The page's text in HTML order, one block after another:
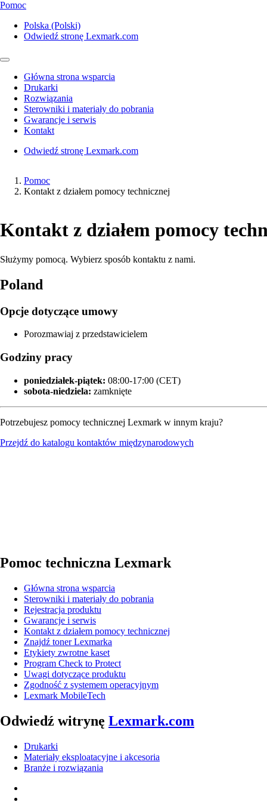
Pomoc
Polska (Polski)
Odwiedź stronę Lexmark.com
Główna strona wsparcia
Drukarki
Rozwiązania
Sterowniki i materiały do pobrania
Gwarancje i serwis
Kontakt
Odwiedź stronę Lexmark.com
Pomoc
Kontakt z działem pomocy technicznej
Kontakt z działem pomocy
Służymy pomocą. Wybierz sposób kontaktu z nami.
Poland
Opcje dotyczące umowy
Porozmawiaj z przedstawicielem
Godziny pracy
poniedziałek‑piątek: 08:00-17:00 (CET)
sobota-niedziela: zamknięte
Potrzebujesz pomocy technicznej Lexmark w innym kraju?
Przejdź do katalogu kontaktów międzynarodowych
Pomoc techniczna Lexmark
Główna strona wsparcia
Sterowniki i materiały do pobrania
Rejestracja produktu
Gwarancje i serwis
Kontakt z działem pomocy technicznej
Znajdź toner Lexmarka
Etykiety zwrotne kaset
Program Check to Protect
Uwagi dotyczące produktu
Zgodność z systemem operacyjnym
Lexmark MobileTech
Odwiedź witrynę Lexmark.com
Drukarki
Materiały eksploatacyjne i akcesoria
Branże i rozwiązania